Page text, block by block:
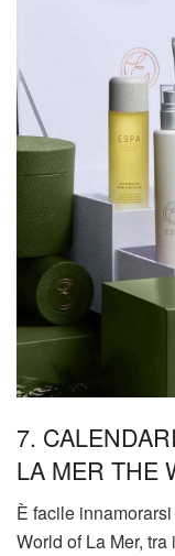
7.
LA MER THE
È facile
World of La Mer,